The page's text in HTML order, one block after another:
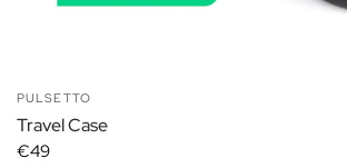
PULSETTO
Travel Case
€49